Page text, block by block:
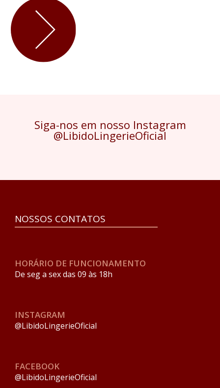
Siga-nos em nosso Instagram
@LibidoLingerieOficial
NOSSOS CONTATOS
HORÁRIO DE FUNCIONAMENTO
De seg a sex das 09 às 18h
INSTAGRAM
@LibidoLingerieOficial
FACEBOOK
@LibidoLingerieOficial